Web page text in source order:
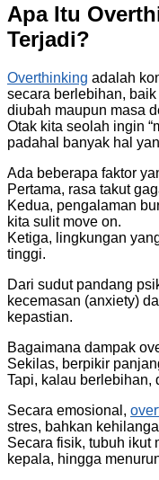
Apa Itu
Terjadi?
Overthinking adalah
secara berlebihan,
diubah maupun masa
Otak kita seolah ingin
padahal banyak hal
Ada beberapa faktor
Pertama, rasa takut
Kedua, pengalaman
kita sulit move on.
Ketiga, lingkungan
tinggi.
Dari sudut pandang
kecemasan (anxiety)
kepastian.
Bagaimana dampak
Sekilas, berpikir
Tapi, kalau berlebihan,
Secara emosional,
stres, bahkan
Secara fisik, tubuh ikut
kepala, hingga